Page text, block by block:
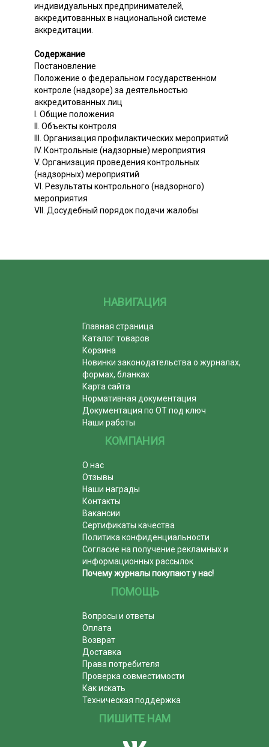
индивидуальных предпринимателей,
аккредитованных в национальной системе
аккредитации.
Содержание
Постановление
Положение о федеральном государственном
контроле (надзоре) за деятельностью
аккредитованных лиц
I. Общие положения
II. Объекты контроля
III. Организация профилактических мероприятий
IV. Контрольные (надзорные) мероприятия
V. Организация проведения контрольных
(надзорных) мероприятий
VI. Результаты контрольного (надзорного)
мероприятия
VII. Досудебный порядок подачи жалобы
НАВИГАЦИЯ
Главная страница
Каталог товаров
Корзина
Новинки законодательства о журналах,
формах, бланках
Карта сайта
Нормативная документация
Документация по ОТ под ключ
Наши работы
КОМПАНИЯ
О нас
Отзывы
Наши награды
Контакты
Вакансии
Сертификаты качества
Политика конфиденциальности
Согласие на получение рекламных и
информационных рассылок
Почему журналы покупают у нас!
ПОМОЩЬ
Вопросы и ответы
Оплата
Возврат
Доставка
Права потребителя
Проверка совместимости
Как искать
Техническая поддержка
ПИШИТЕ НАМ